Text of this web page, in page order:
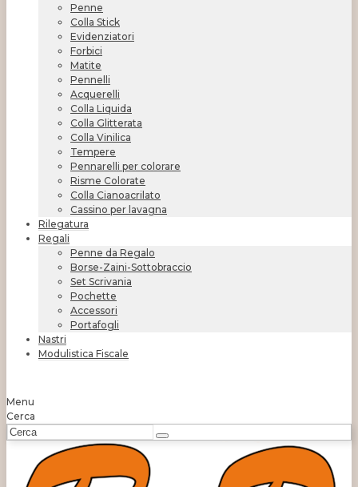
Penne
Colla Stick
Evidenziatori
Forbici
Matite
Pennelli
Acquerelli
Colla Liquida
Colla Glitterata
Colla Vinilica
Tempere
Pennarelli per colorare
Risme Colorate
Colla Cianoacrilato
Cassino per lavagna
Rilegatura
Regali
Penne da Regalo
Borse-Zaini-Sottobraccio
Set Scrivania
Pochette
Accessori
Portafogli
Nastri
Modulistica Fiscale
Menu
Cerca